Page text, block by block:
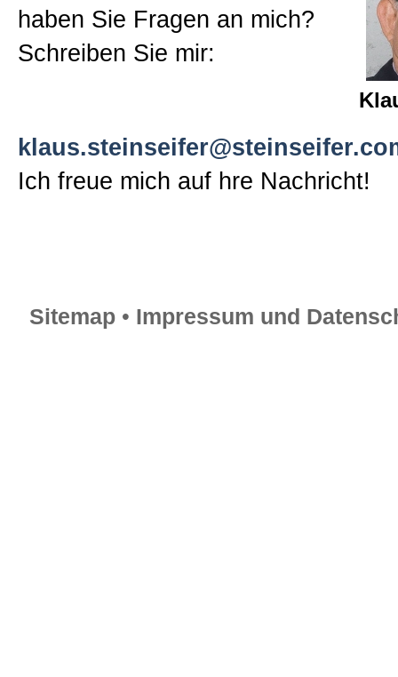
haben Sie Fragen an mich?
Schreiben Sie mir:
Ich freue mich auf hre Nachricht!
Sitemap • Impressum und